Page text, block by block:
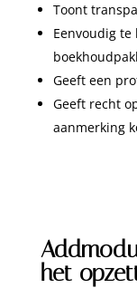
Toont
Eenvoudig
Geeft een
Geeft recht
aanmerking
het